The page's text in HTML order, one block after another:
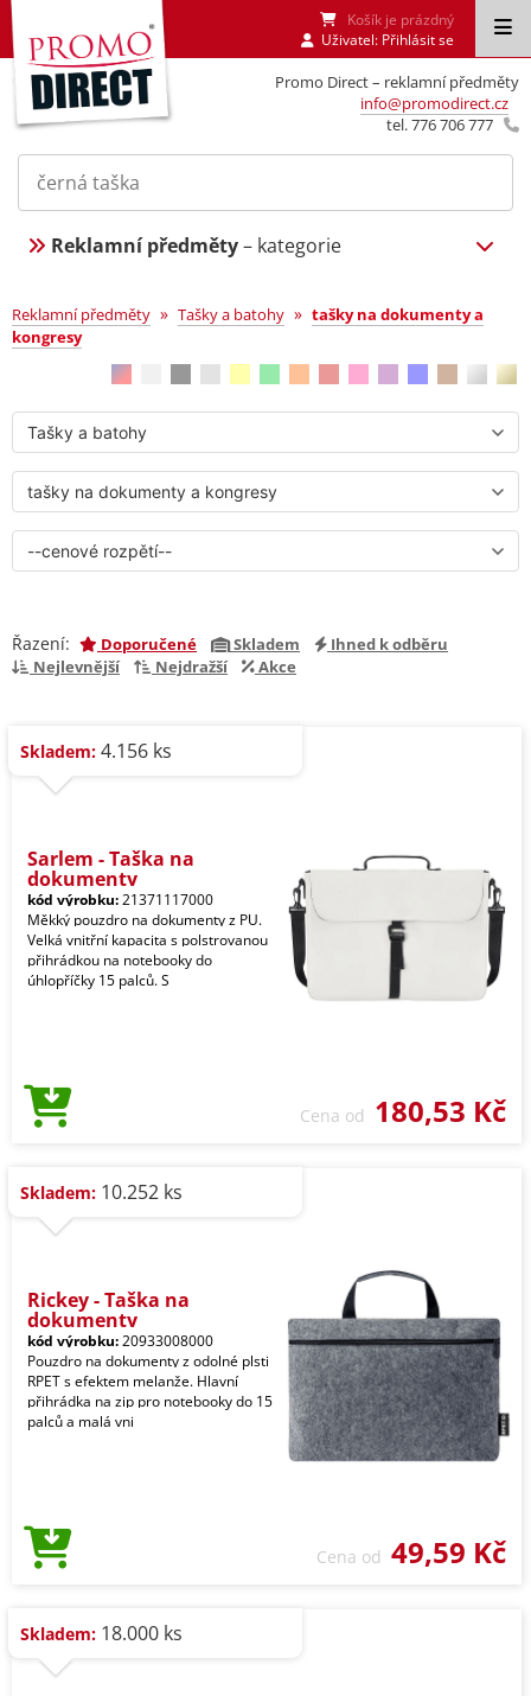
Promo Direct – reklamní předměty
info@promodirect.cz
tel. 776 706 777
Košík je prázdný
Uživatel: Přihlásit se
Reklamní předměty– kategorie
tašky na dokumenty a kongresy
Reklamní předměty » Tašky a batohy » tašky na dokumenty a
kongresy
Řazení: Doporučené Skladem
Ihned k odběru
Nejlevnější
Nejdražší Akce
Skladem: 4.156 ks
Sarlem - Taška na
dokumenty
kód výrobku:21371117000
Měkký pouzdro na dokumenty z PU.
Velká vnitřní kapacita s polstrovanou
přihrádkou na notebooky do
úhlopříčky 15 palců. S
Cena od 180,53 Kč
Skladem: 10.252 ks
Rickey - Taška na
dokumenty
kód výrobku:20933008000
Pouzdro na dokumenty z odolné plsti
RPET s efektem melanže. Hlavní
přihrádka na zip pro notebooky do 15
palců a malá vni
Cena od 49,59 Kč
Skladem: 18.000 ks